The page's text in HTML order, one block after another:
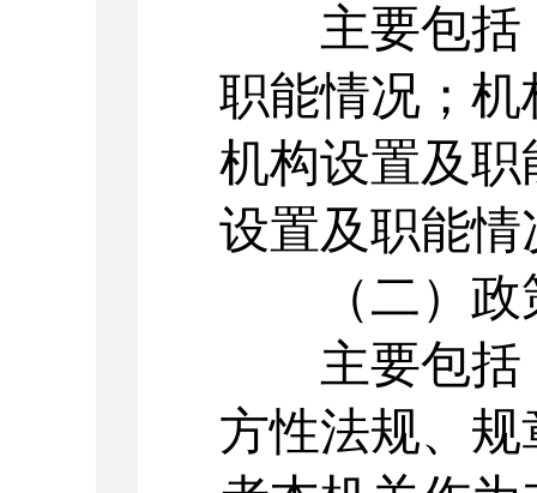
主要包括
职能情况；
机构设置及
设置及职能情
（二）政
主要包括
方性法规、